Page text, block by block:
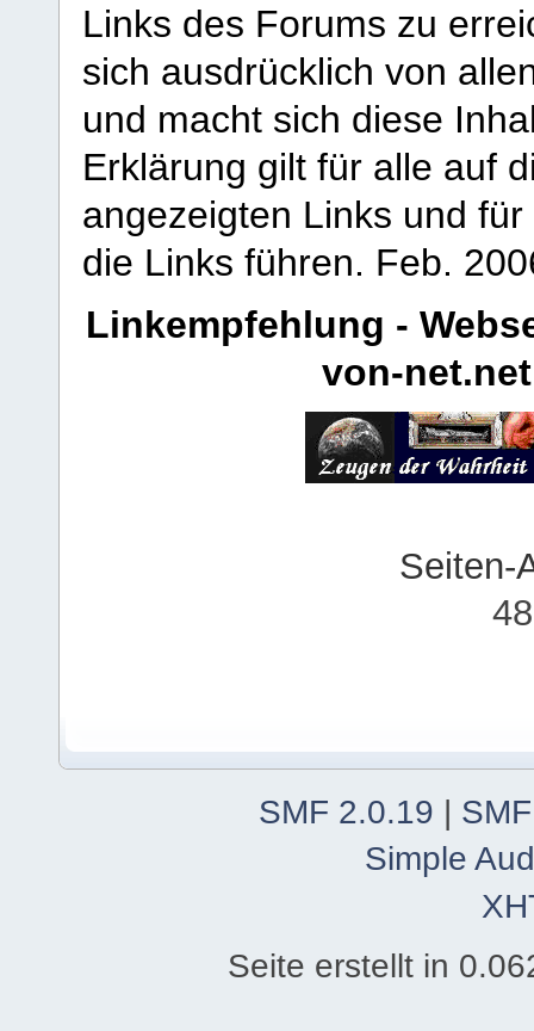
Links des Forums zu
sich ausdrücklich von
und macht sich diese
Erklärung gilt für alle auf
angezeigten Links und
die Links führen. Feb.
Linkempfehlung -
von-net.net
Seiten-
SMF 2.0.19 |
Simple
Seite erstellt in